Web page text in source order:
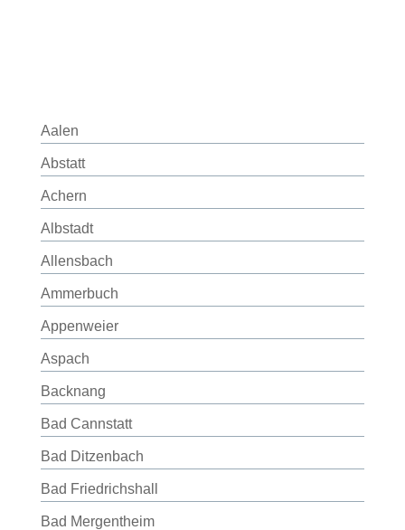
Aalen
Abstatt
Achern
Albstadt
Allensbach
Ammerbuch
Appenweier
Aspach
Backnang
Bad Cannstatt
Bad Ditzenbach
Bad Friedrichshall
Bad Mergentheim